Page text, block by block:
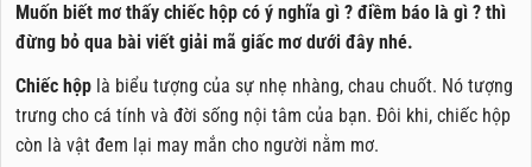
Muốn biết mơ thấy chiếc hộp có ý nghĩa gì ? điềm báo là gì ? thì
đừng bỏ qua bài viết giải mã giấc mơ dưới đây nhé.
Chiếc hộp là biểu tượng của sự nhẹ nhàng, chau chuốt. Nó tượng
trưng cho cá tính và đời sống nội tâm của bạn. Đôi khi, chiếc hộp
còn là vật đem lại may mắn cho người nằm mơ.